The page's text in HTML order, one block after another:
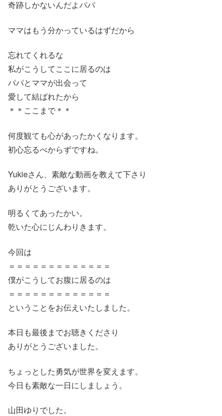
奇跡しかないんだよパパ
ママはもう分かっているはずだから
忘れてくれるな
私がこうしてここに居るのは
パパとママが出会って
愛して結ばれたから
＊＊ここまで＊＊
何度観ても心があったかくなります。
初心忘るべからずですね。
Yukieさん、素敵な動画を教えて下さり
ありがとうございます。
明るくてあったかい。
乾いた心にじんわりきます。
今回は
＝＝＝＝＝＝＝＝＝＝＝＝＝
僕がこうしてお腹に居るのは
＝＝＝＝＝＝＝＝＝＝＝＝＝
ということをお伝えいたしました。
本日も最後までお聴きくださり
ありがとうございました。
ちょっとした勇気が世界を変えます。
今日も素敵な一日にしましょう。
山田ゆりでした。